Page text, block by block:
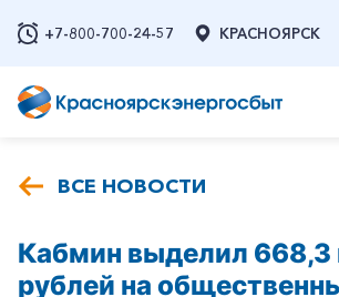
+7-800-700-24-57 КРАСНОЯРСК
ВСЕ НОВОСТИ
Кабмин выделил 668,3
рублей на